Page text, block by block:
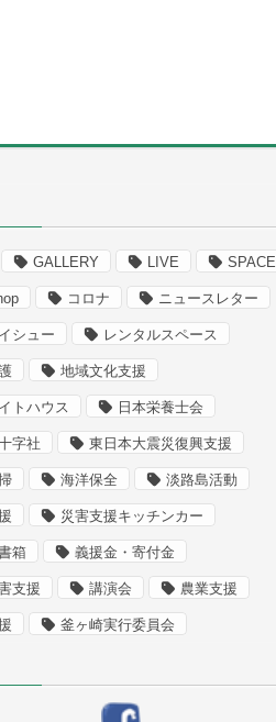
GALLERY LIVE SPACE
コロナ ニュースレター
シュー レンタルスペース
地域文化支援
トハウス 日本栄養士会
字社 東日本大震災復興支援
海洋保全 淡路島活動
災害支援キッチンカー
箱 義援金・寄付金
支援 講演会 農業支援
釜ヶ崎実行委員会